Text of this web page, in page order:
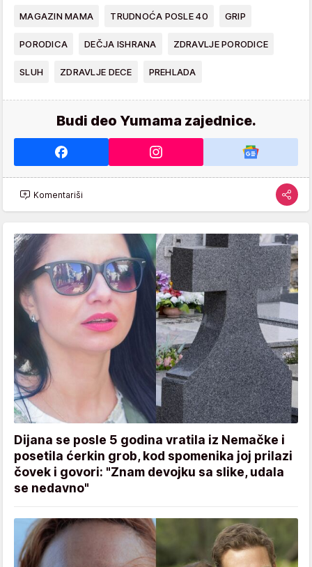
MAGAZIN MAMA TRUDNOĆA POSLE 40 GRIP
PORODICA DEČJA ISHRANA ZDRAVLJE PORODICE
SLUH ZDRAVLJE DECE PREHLADA
Budi deo Yumama zajednice.
Komentariši
Dijana se posle 5 godina vratila iz Nemačke i
posetila ćerkin grob, kod spomenika joj prilazi
čovek i govori: "Znam devojku sa slike, udala
se nedavno"